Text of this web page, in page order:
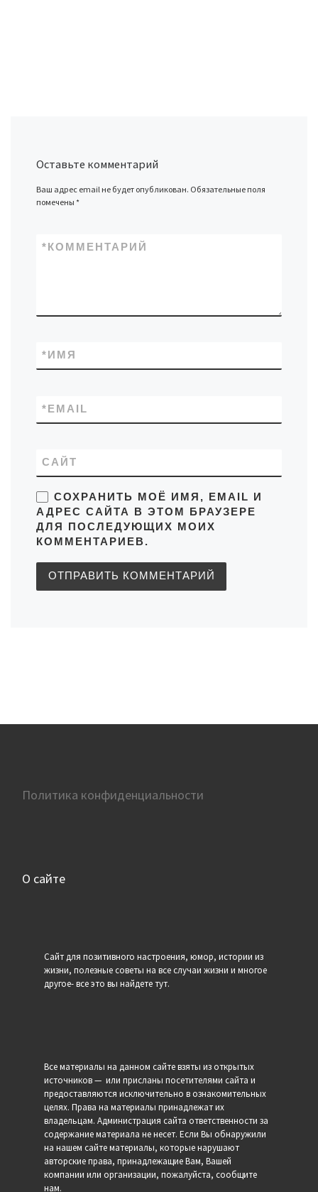
Оставьте комментарий
Ваш адрес email не будет опубликован. Обязательные поля
помечены*
КОММЕНТАРИЙ
*
ИМЯ
*
EMAIL
*
САЙТ
СОХРАНИТЬ МОЁ ИМЯ, EMAIL И
АДРЕС САЙТА В ЭТОМ БРАУЗЕРЕ
ДЛЯ ПОСЛЕДУЮЩИХ МОИХ
КОММЕНТАРИЕВ.
Политика конфиденциальности
О сайте
Сайт для позитивного настроения, юмор, истории из
жизни, полезные советы на все случаи жизни и многое
другое- все это вы найдете тут.
Все материалы на данном сайте взяты из открытых
источников — или присланы посетителями сайта и
предоставляются исключительно в ознакомительных
целях. Права на материалы принадлежат их
владельцам. Администрация сайта ответственности за
содержание материала не несет. Если Вы обнаружили
на нашем сайте материалы, которые нарушают
авторские права, принадлежащие Вам, Вашей
компании или организации, пожалуйста, сообщите
нам.